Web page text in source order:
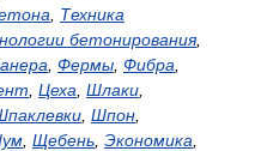
Техника
бетонирования,
Фермы Фибра
Цеха Шлаки
Шпон
Щебень Экономика